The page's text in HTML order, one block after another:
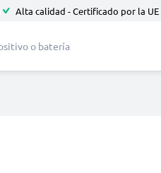
Alta calidad - Certificado por la UE